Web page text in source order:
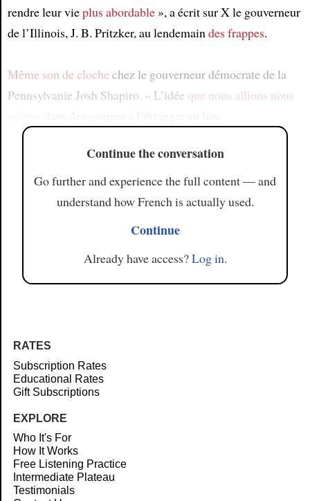
rendre leur vieplus abordable», a écrit sur X le gouverneur
de l’Illinois, J. B. Pritzker, au lendemaindes frappes.
Même son de cloche chez le gouverneur démocrate de la
Pennsylvanie Josh Shapiro. « L’idée que nous allions nous
Continue the conversation
Go further and experience the full content — and
understand how French is actually used.
Continue
Already have access?Log in.
RATES
Subscription Rates
Educational Rates
Gift Subscriptions
EXPLORE
Who It's For
How It Works
Free Listening Practice
Intermediate Plateau
Testimonials